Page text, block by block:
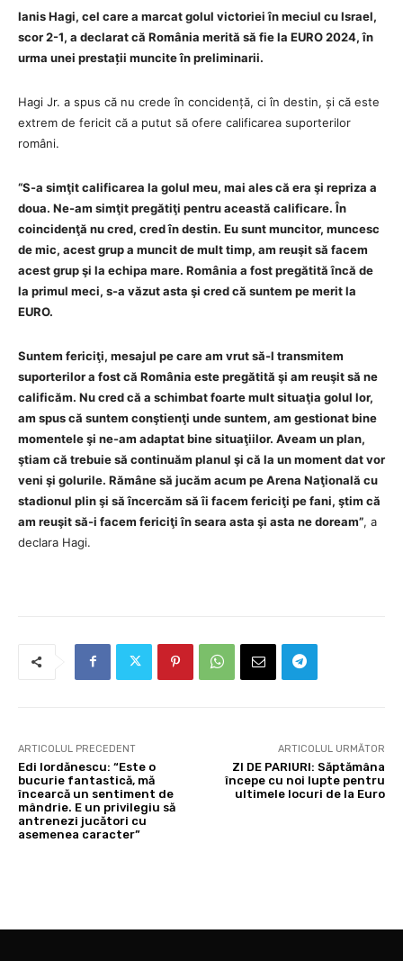
Ianis Hagi, cel care a marcat golul victoriei în meciul cu Israel,
scor 2-1, a declarat că România merită să fie la EURO 2024, în
urma unei prestații muncite în preliminarii.
Hagi Jr. a spus că nu crede în concidență, ci în destin, și că este
extrem de fericit că a putut să ofere calificarea suporterilor
români.
“S-a simţit calificarea la golul meu, mai ales că era şi repriza a
doua. Ne-am simţit pregătiţi pentru această calificare. În
coincidenţă nu cred, cred în destin. Eu sunt muncitor, muncesc
de mic, acest grup a muncit de mult timp, am reuşit să facem
acest grup şi la echipa mare. România a fost pregătită încă de
la primul meci, s-a văzut asta şi cred că suntem pe merit la
EURO.
Suntem fericiţi, mesajul pe care am vrut să-l transmitem
suporterilor a fost că România este pregătită şi am reuşit să ne
calificăm. Nu cred că a schimbat foarte mult situaţia golul lor,
am spus că suntem conştienţi unde suntem, am gestionat bine
momentele şi ne-am adaptat bine situaţiilor. Aveam un plan,
ştiam că trebuie să continuăm planul şi că la un moment dat vor
veni şi golurile. Rămâne să jucăm acum pe Arena Naţională cu
stadionul plin şi să încercăm să îi facem fericiţi pe fani, ştim că
am reuşit să-i facem fericiţi în seara asta şi asta ne doream”, a
declara Hagi.
ARTICOLUL PRECEDENT
Edi Iordănescu: “Este o
bucurie fantastică, mă
încearcă un sentiment de
mândrie. E un privilegiu să
antrenezi jucători cu
asemenea caracter”
ARTICOLUL URMĂTOR
ZI DE PARIURI: Săptămâna
începe cu noi lupte pentru
ultimele locuri de la Euro